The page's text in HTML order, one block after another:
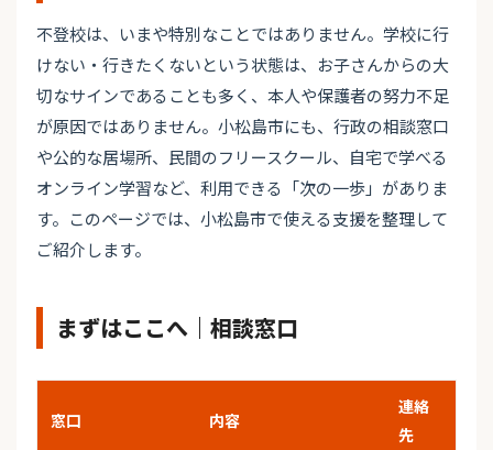
不登校は、いまや特別なことではありません。学校に行
けない・行きたくないという状態は、お子さんからの大
切なサインであることも多く、本人や保護者の努力不足
が原因ではありません。小松島市にも、行政の相談窓口
や公的な居場所、民間のフリースクール、自宅で学べる
オンライン学習など、利用できる「次の一歩」がありま
す。このページでは、小松島市で使える支援を整理して
ご紹介します。
まずはここへ｜相談窓口
窓口 内容
連絡
先